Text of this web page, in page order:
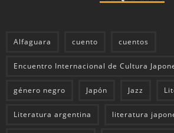
Alfaguara cuento cuentos
Encuentro Internacional de Cultura
género negro Japón Jazz
Literatura argentina literatura